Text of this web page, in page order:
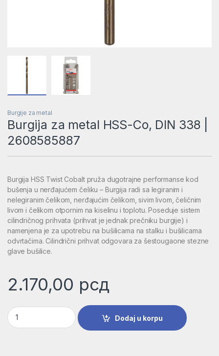
Burgije za metal
Burgija za metal HSS-Co, DIN 338 |
2608585887
Burgija HSS Twist Cobalt pruža dugotrajne performanse kod
bušenja u nerđajućem čeliku – Burgija radi sa legiranim i
nelegiranim čelikom, nerđajućim čelikom, sivim livom, čeličnim
livom i čelikom otpornim na kiselinu i toplotu. Poseduje sistem
cilindričnog prihvata (prihvat je jednak prečniku burgije) i
namenjena je za upotrebu na bušilicama na stalku i bušilicama
odvrtačima. Cilindrični prihvat odgovara za šestougaone stezne
glave bušilice.
2.170,00 рсд
Burgija za metal HSS-Co, DIN 338 | 2608585887 količina
Dodaj u korpu